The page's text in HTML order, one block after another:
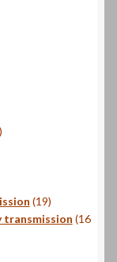
1919
produits
transmission 16